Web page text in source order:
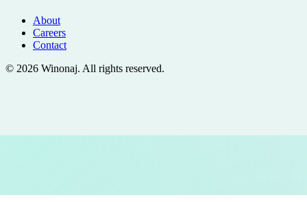
About
Careers
Contact
© 2026 Winonaj. All rights reserved.